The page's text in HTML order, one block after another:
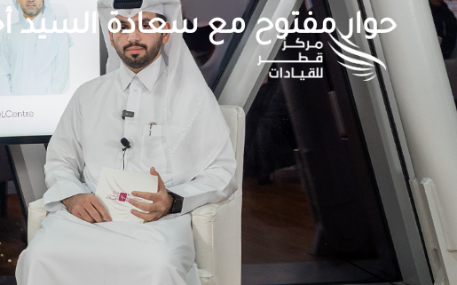
تخطي
المحتوى
حوار مفتوح مع سعادة السيد